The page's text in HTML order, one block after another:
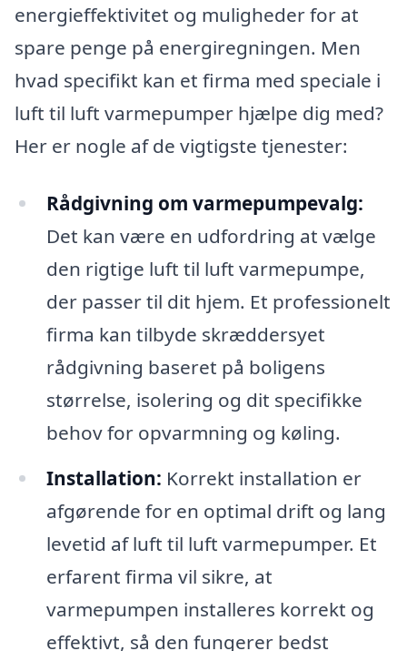
energieffektivitet og muligheder for at
spare penge på energiregningen. Men
hvad specifikt kan et firma med speciale i
luft til luft varmepumper hjælpe dig med?
Her er nogle af de vigtigste tjenester:
Rådgivning om varmepumpevalg:
Det kan være en udfordring at vælge
den rigtige luft til luft varmepumpe,
der passer til dit hjem. Et professionelt
firma kan tilbyde skræddersyet
rådgivning baseret på boligens
størrelse, isolering og dit specifikke
behov for opvarmning og køling.
Installation: Korrekt installation er
afgørende for en optimal drift og lang
levetid af luft til luft varmepumper. Et
erfarent firma vil sikre, at
varmepumpen installeres korrekt og
effektivt, så den fungerer bedst